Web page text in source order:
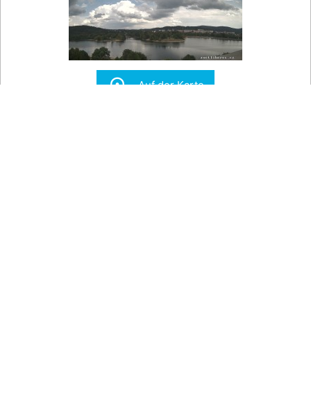
 Auf der Karte